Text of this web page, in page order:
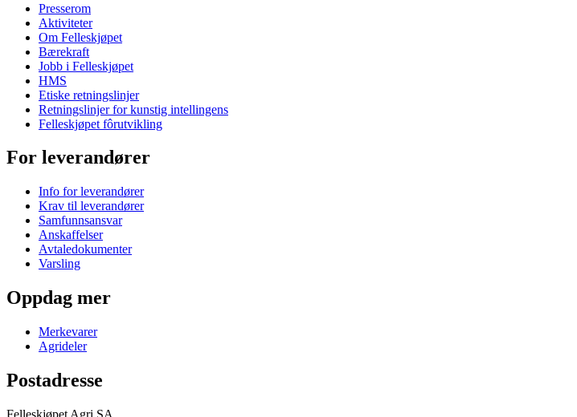
Presserom
Aktiviteter
Om Felleskjøpet
Bærekraft
Jobb i Felleskjøpet
HMS
Etiske retningslinjer
Retningslinjer for kunstig intellingens
Felleskjøpet fôrutvikling
For leverandører
Info for leverandører
Krav til leverandører
Samfunnsansvar
Anskaffelser
Avtaledokumenter
Varsling
Oppdag mer
Merkevarer
Agrideler
Postadresse
Felleskjøpet Agri SA